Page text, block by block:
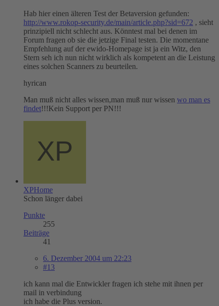
Hab hier einen älteren Test der Betaversion gefunden:
http://www.rokop-security.de/main/article.php?sid=672 , sieht
prinzipiell nicht schlecht aus. Könntest mal bei denen im
Forum fragen ob sie die jetzige Final testen. Die momentane
Empfehlung auf der ewido-Homepage ist ja ein Witz, den
Stern seh ich nun nicht wirklich als kompetent an die Leistung
eines solchen Scanners zu beurteilen.
hyrican
Man muß nicht alles wissen,man muß nur wissen wo man es
findet!!!Kein Support per PN!!!
XPHome
Schon länger dabei
Punkte
255
Beiträge
41
6. Dezember 2004 um 22:23
#13
ich kann mal die Entwickler fragen ich stehe mit ihnen per
mail in verbindung
ich habe die Plus version.